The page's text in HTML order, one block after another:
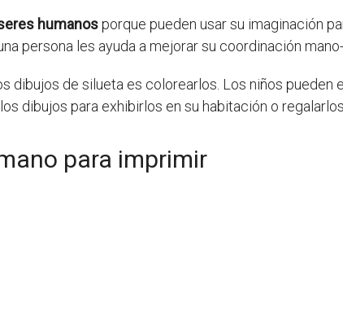
humanosporque pueden usar su imaginación
persona les ayuda a mejorar su coordinación
dibujos de silueta es colorearlos. Los niños
dibujos para exhibirlos en su habitación o
para imprimir